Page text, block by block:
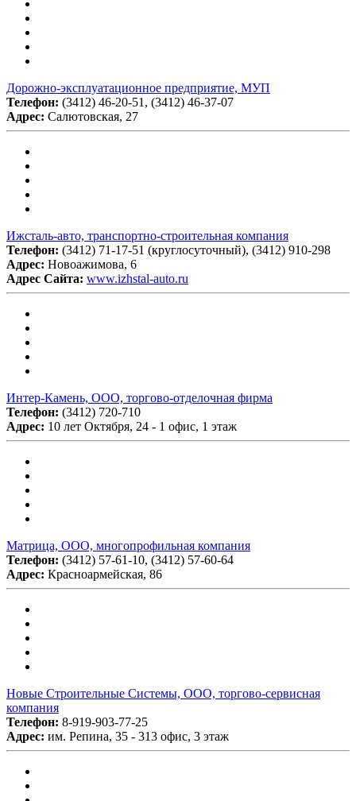
Дорожно-эксплуатационное предприятие, МУП
Телефон: (3412) 46-20-51, (3412) 46-37-07
Адрес: Салютовская, 27
Ижсталь-авто, транспортно-строительная компания
Телефон: (3412) 71-17-51 (круглосуточный), (3412) 910-298
Адрес: Новоажимова, 6
Адрес Сайта: www.izhstal-auto.ru
Интер-Камень, ООО, торгово-отделочная фирма
Телефон: (3412) 720-710
Адрес: 10 лет Октября, 24 - 1 офис, 1 этаж
Матрица, ООО, многопрофильная компания
Телефон: (3412) 57-61-10, (3412) 57-60-64
Адрес: Красноармейская, 86
Новые Строительные Системы, ООО, торгово-сервисная
компания
Телефон: 8-919-903-77-25
Адрес: им. Репина, 35 - 313 офис, 3 этаж